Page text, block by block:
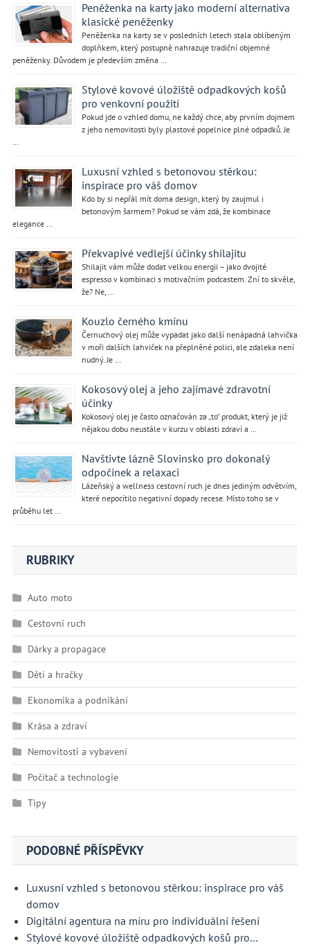
Peněženka na karty jako moderní alternativa
klasické peněženky
Peněženka na karty se v posledních letech stala oblíbeným
doplňkem, který postupně nahrazuje tradiční objemné
peněženky. Důvodem je především změna …
Stylové kovové úložiště odpadkových košů
pro venkovní použití
Pokud jde o vzhled domu, ne každý chce, aby prvním dojmem
z jeho nemovitosti byly plastové popelnice plné odpadků. Je
Luxusní vzhled s betonovou stěrkou:
inspirace pro váš domov
Kdo by si nepřál mít doma design, který by zaujmul i
betonovým šarmem? Pokud se vám zdá, že kombinace
elegance …
Překvapivé vedlejší účinky shilajitu
Shilajit vám může dodat velkou energii – jako dvojité
espresso v kombinaci s motivačním podcastem. Zní to skvěle,
že? Ne, …
Kouzlo černého kmínu
Černuchový olej může vypadat jako další nenápadná lahvička
v moři dalších lahviček na přeplněné polici, ale zdaleka není
nudný. Je …
Kokosový olej a jeho zajímavé zdravotní
účinky
Kokosový olej je často označován za „to“ produkt, který je již
nějakou dobu neustále v kurzu v oblasti zdraví a …
Navštivte lázně Slovinsko pro dokonalý
odpočinek a relaxaci
Lázeňský a wellness cestovní ruch je dnes jediným odvětvím,
které nepocítilo negativní dopady recese. Místo toho se v
průběhu let …
RUBRIKY
Auto moto
Cestovní ruch
Dárky a propagace
Děti a hračky
Ekonomika a podnikání
Krása a zdraví
Nemovitosti a vybavení
Počítač a technologie
Tipy
PODOBNÉ PŘÍSPĚVKY
Luxusní vzhled s betonovou stěrkou: inspirace pro váš
domov
Digitální agentura na míru pro individuální řešení
Stylové kovové úložiště odpadkových košů pro…